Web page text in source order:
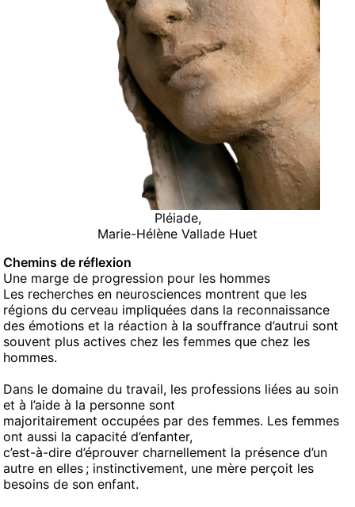
Pléiade,
Marie-Hélène Vallade Huet
Chemins de réflexion
Une marge de progression pour les hommes
Les recherches en neurosciences montrent que les
régions du cerveau impliquées dans la reconnaissance
des émotions et la réaction à la souffrance d’autrui sont
souvent plus actives chez les femmes que chez les
hommes.
Dans le domaine du travail, les professions liées au soin
et à l’aide à la personne sont
majoritairement occupées par des femmes. Les femmes
ont aussi la capacité d’enfanter,
c’est-à-dire d’éprouver charnellement la présence d’un
autre en elles ; instinctivement, une mère perçoit les
besoins de son enfant.